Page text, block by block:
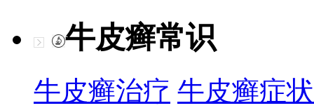
牛皮癣常识
牛皮癣治疗 牛皮癣症状